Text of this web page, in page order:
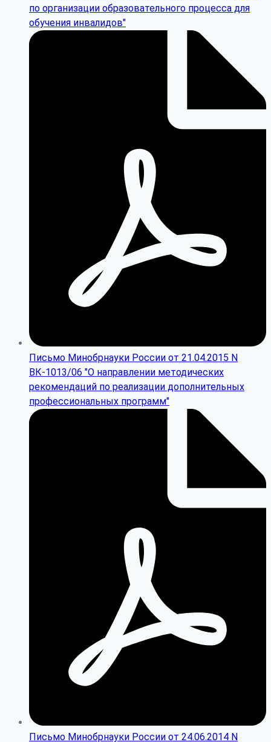
по организации образовательного процесса для
обучения инвалидов"
Письмо Минобрнауки России от 21.04.2015 N
ВК-1013/06 "О направлении методических
рекомендаций по реализации дополнительных
профессиональных программ"
Письмо Минобрнауки России от 24.06.2014 N